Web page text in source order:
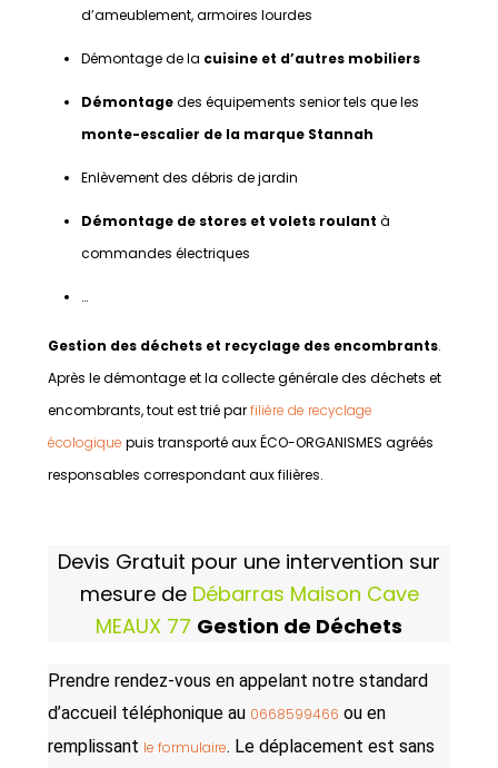
d’ameublement, armoires lourdes
Démontage de la cuisine et d’autres mobiliers
Démontagedes équipements senior tels que les
monte-escalier de la marque Stannah
Enlèvement des débris de jardin
Démontage de stores et volets roulant à
commandes électriques
…
Gestion des déchets et recyclage des encombrants.
Après le démontage et la collecte générale des déchets et
encombrants, tout est trié parfilière de recyclage
écologique puis transporté aux ÉCO-ORGANISMES agréés
responsables correspondant aux filières.
Devis Gratuit pour une intervention sur
mesure de Débarras Maison Cave
MEAUX 77 Gestion de Déchets
Prendre rendez-vous en appelant notre standard
d’accueil téléphonique au 0668599466 ou en
remplissant le formulaire. Le déplacement est sans